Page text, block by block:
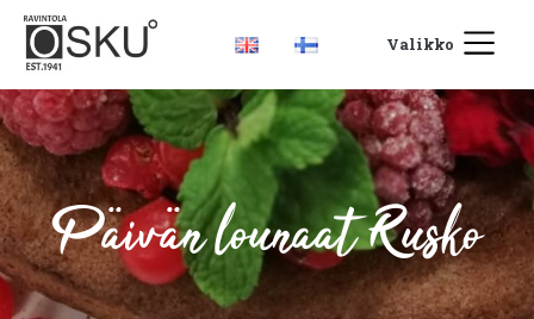
Valikko
Päivän lounaat Rusko